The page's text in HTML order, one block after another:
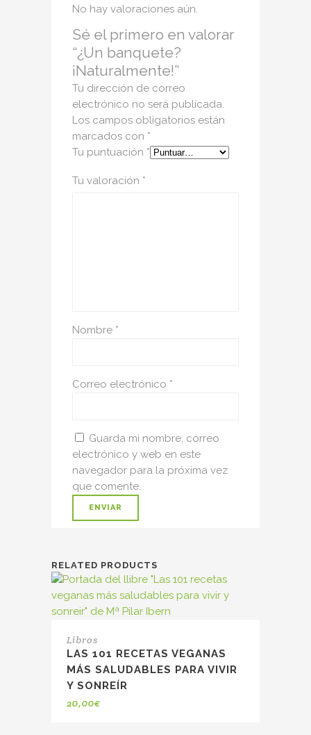
No hay valoraciones aún.
Sé el primero en valorar
“¿Un banquete?
¡Naturalmente!”
Tu dirección de correo
electrónico no será publicada.
Los campos obligatorios están
marcados con *
Tu puntuación *
Tu valoración *
Nombre *
Correo electrónico *
Guarda mi nombre, correo
electrónico y web en este
navegador para la próxima vez
que comente.
RELATED PRODUCTS
Libros
LAS 101 RECETAS VEGANAS
MÁS SALUDABLES PARA VIVIR
Y SONREÍR
20,00€